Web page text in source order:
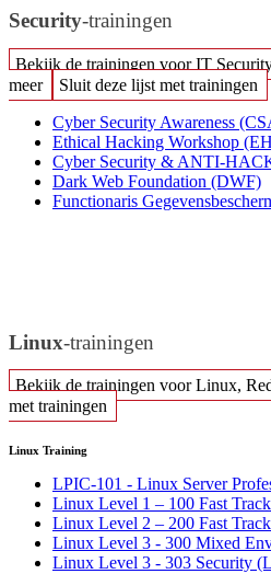
Security-trainingen
Bekijk de trainingen voor IT
meer
Sluit deze lijst met trainingen
Cyber Security Awareness
Ethical Hacking Workshop
Cyber Security & ANTI-
Dark Web Foundation (DWF)
Functionaris
Linux-trainingen
Bekijk de trainingen voor Linux,
met trainingen
Linux Training
LPIC-101 - Linux Server
Linux Level 1 – 100 Fast Track
Linux Level 2 – 200 Fast Track
Linux Level 3 - 300 Mixed
Linux Level 3 - 303 Security